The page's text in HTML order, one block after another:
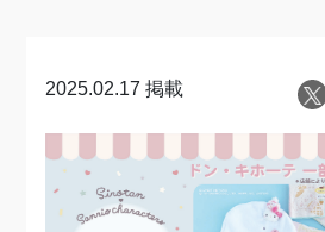
2025.02.17 掲載